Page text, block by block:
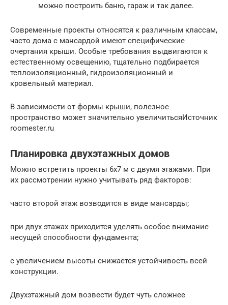
можно построить баню, гараж и так далее.
Современные проекты относятся к различным классам,
часто дома с мансардой имеют специфические
очертания крыши. Особые требования выдвигаются к
естественному освещению, тщательно подбирается
теплоизоляционный, гидроизоляционный и
кровельный материал.
В зависимости от формы крыши, полезное
пространство может значительно увеличитьсяИсточник
roomester.ru
Планировка двухэтажных домов
Можно встретить проекты 6х7 м с двумя этажами. При
их рассмотрении нужно учитывать ряд факторов:
часто второй этаж возводится в виде мансарды;
при двух этажах приходится уделять особое внимание
несущей способности фундамента;
с увеличением высоты снижается устойчивость всей
конструкции.
Двухэтажный дом возвести будет чуть сложнее